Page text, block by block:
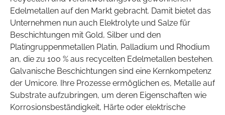
Edelmetallen auf den Markt gebracht. Damit bietet das
Unternehmen nun auch Elektrolyte und Salze für
Beschichtungen mit Gold, Silber und den
Platingruppenmetallen Platin, Palladium und Rhodium
an, die zu 100 % aus recycelten Edelmetallen bestehen.
Galvanische Beschichtungen sind eine Kernkompetenz
der Umicore. Ihre Prozesse ermöglichen es, Metalle auf
Substrate aufzubringen, um deren Eigenschaften wie
Korrosionsbeständigkeit, Härte oder elektrische